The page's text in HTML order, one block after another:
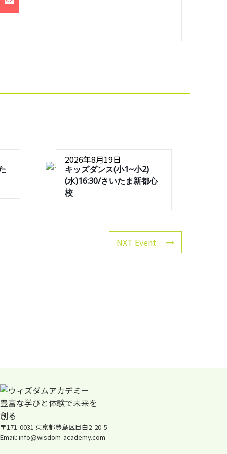
2026年8月19日
キッズダンス(小1~小2)
(水)16:30/さいたま新都心
校
NXT Event
〒171-0031 東京都豊島区目白2-20-5
Email: info@wisdom-academy.com